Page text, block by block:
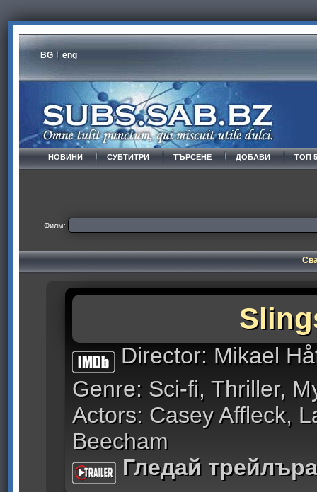
BG eng
НОВИНИ СУБТИТРИ ТЪРСЕНЕ ДОБАВИ ТОП
Филм:
Director: Mikael
Genre: Sci-fi, Thriller,
Actors: Casey Affleck,
Beecham
Гледай трейлъра